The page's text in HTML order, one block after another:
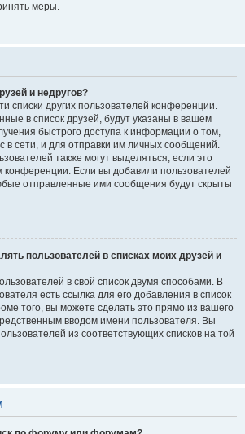
меры.
и недругов?
списки других пользователей конференции.
в список друзей, будут указаны в вашем
быстрого доступа к информации о том,
в сети, и для отправки им личных сообщений.
также могут выделяться, если это
конференции. Если вы добавили пользователей
отправленные ими сообщения будут скрыты
пользователей в списках моих друзей и
в свой список двумя способами. В
есть ссылка для его добавления в список
того, вы можете сделать это прямо из вашего
вводом имени пользователя. Вы
из соответствующих списков на той